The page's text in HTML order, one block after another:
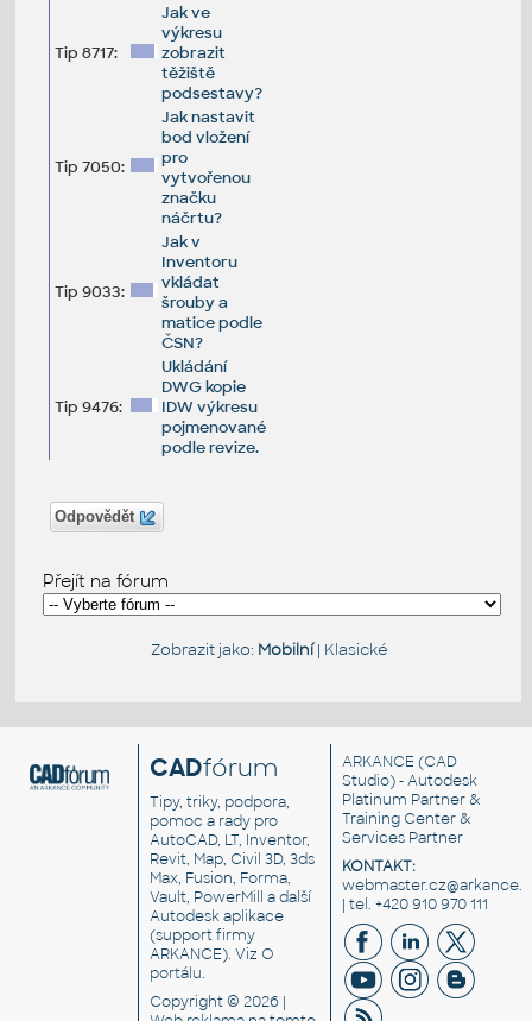
Tip 8717:
Jak ve
výkresu
zobrazit
těžiště
podsestavy?
Tip 7050:
Jak nastavit
bod vložení
pro
vytvořenou
značku
náčrtu?
Tip 9033:
Jak v
Inventoru
vkládat
šrouby a
matice podle
ČSN?
Tip 9476:
Ukládání
DWG kopie
IDW výkresu
pojmenované
podle revize.
Odpovědět
Přejít na fórum
Zobrazit jako: Mobilní| Klasické
CADfórum
Tipy, triky, podpora,
pomoc a rady pro
AutoCAD, LT, Inventor,
Revit, Map, Civil 3D, 3ds
Max, Fusion, Forma,
Vault, PowerMill a další
Autodesk aplikace
(support firmy
ARKANCE). VizO
portálu.
Copyright © 2026 |
ARKANCE (CAD
Studio) - Autodesk
Platinum Partner &
Training Center &
Services Partner
KONTAKT:
| tel. +420 910 970 111